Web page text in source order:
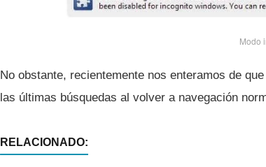
Modo
No obstante, recientemente nos enteramos de
las últimas búsquedas al volver a navegación
RELACIONADO: